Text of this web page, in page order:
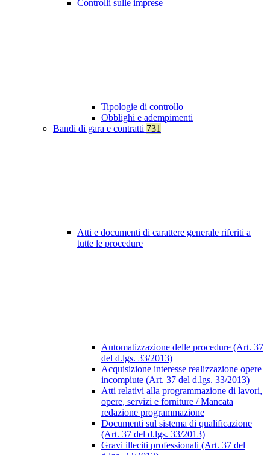
Controlli sulle imprese
Tipologie di controllo
Obblighi e adempimenti
Bandi di gara e contratti 731
Atti e documenti di carattere generale riferiti a
tutte le procedure
Automatizzazione delle procedure (Art. 37
del d.lgs. 33/2013)
Acquisizione interesse realizzazione opere
incompiute (Art. 37 del d.lgs. 33/2013)
Atti relativi alla programmazione di lavori,
opere, servizi e forniture / Mancata
redazione programmazione
Documenti sul sistema di qualificazione
(Art. 37 del d.lgs. 33/2013)
Gravi illeciti professionali (Art. 37 del